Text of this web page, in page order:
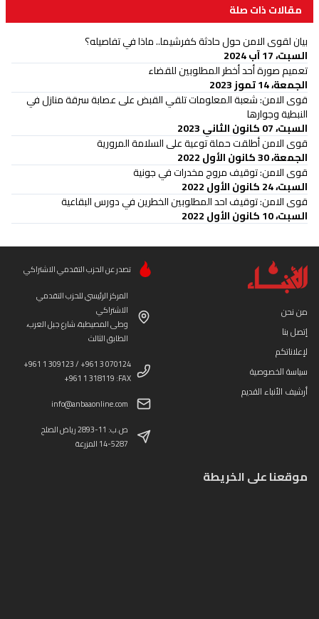
مقالات ذات صلة
بيان لقوى الامن حول حادثة كفرشيما.. ماذا في تفاصيله؟
السبت، 17 آب 2024
تعميم صورة أحد أخطر المطلوبين للقضاء
الجمعة، 14 تموز 2023
قوى الامن: شعبة المعلومات تلقي القبض على عصابة سرقة منازل في
النبطية وجوارها
السبت، 07 كانون الثاني 2023
قوى الامن أطلقت حملة توعية على السلامة المرورية
الجمعة، 30 كانون الأول 2022
قوى الامن: توقيف مروج مخدرات في جونية
السبت، 24 كانون الأول 2022
قوى الامن: توقيف احد المطلوبين الخطرين في دورس البقاعية
السبت، 10 كانون الأول 2022
من نحن
إتصل بنا
لإعلاناتكم
سياسة الخصوصية
أرشيف الأنباء القديم
تصدر عن الحزب التقدمي الاشتراكي
المركز الرئيسي للحزب التقدمي
الاشتراكي
وطى المصيطبة، شارع جبل العرب،
الطابق الثالث
+961 1 309123 / +961 3 070124
+961 1 318119 :FAX
info@anbaaonline.com
ص.ب: 11-2893 رياض الصلح
14-5287 المزرعة
موقعنا على الخريطة